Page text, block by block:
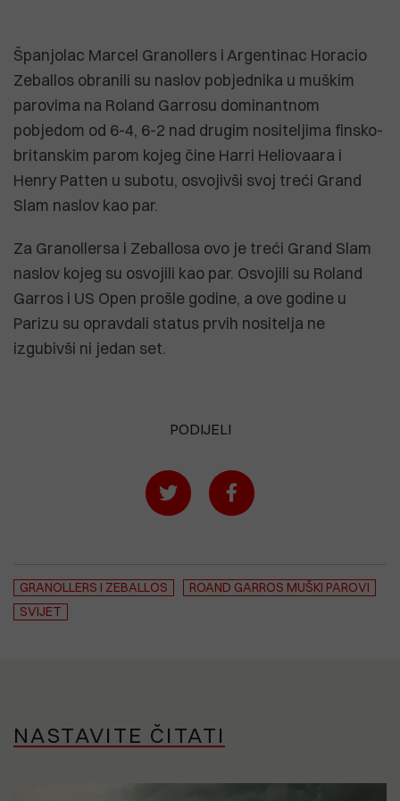
Španjolac Marcel Granollers i Argentinac Horacio
Zeballos obranili su naslov pobjednika u muškim
parovima na Roland Garrosu dominantnom
pobjedom od 6-4, 6-2 nad drugim nositeljima finsko-
britanskim parom kojeg čine Harri Heliovaara i
Henry Patten u subotu, osvojivši svoj treći Grand
Slam naslov kao par.
Za Granollersa i Zeballosa ovo je treći Grand Slam
naslov kojeg su osvojili kao par. Osvojili su Roland
Garros i US Open prošle godine, a ove godine u
Parizu su opravdali status prvih nositelja ne
izgubivši ni jedan set.
PODIJELI
GRANOLLERS I ZEBALLOS
ROAND GARROS MUŠKI PAROVI
SVIJET
NASTAVITE ČITATI